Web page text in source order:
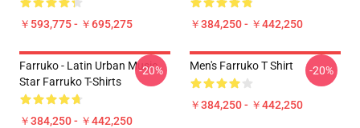
￥593,775 - ￥695,275 ￥384,250 - ￥442,250
Farruko - Latin Urban Music
Star Farruko T-Shirts
￥384,250 - ￥442,250
-20% Men's Farruko T Shirt
￥384,250 - ￥442,250
-20%